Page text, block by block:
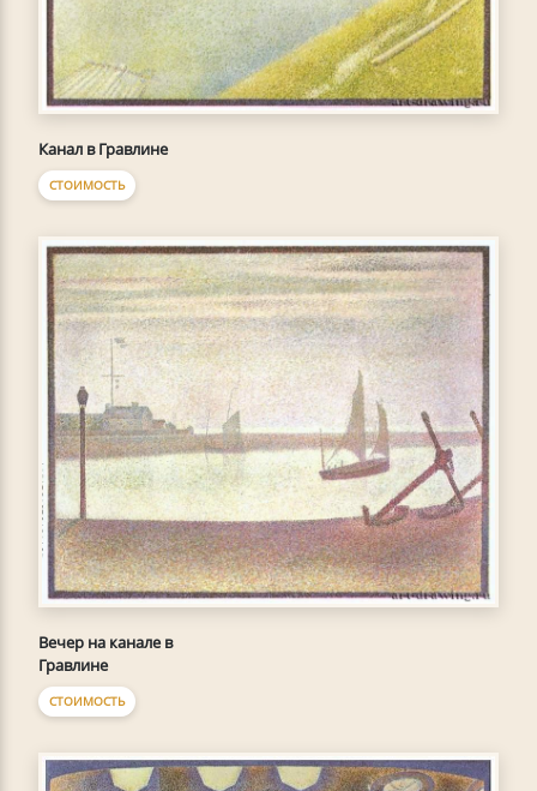
Канал в Гравлине
СТОИМОСТЬ
Вечер на канале в
Гравлине
СТОИМОСТЬ